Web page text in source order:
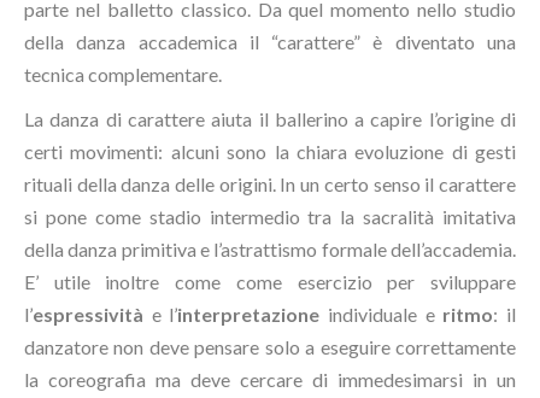
parte nel balletto classico. Da quel momento nello studio
della danza accademica il “carattere” è diventato una
tecnica complementare.
La danza di carattere aiuta il ballerino a capire l’origine di
certi movimenti: alcuni sono la chiara evoluzione di gesti
rituali della danza delle origini. In un certo senso il carattere
si pone come stadio intermedio tra la sacralità imitativa
della danza primitiva e l’astrattismo formale dell’accademia.
E’ utile inoltre come come esercizio per sviluppare
l’espressività e l’interpretazione individuale e ritmo: il
danzatore non deve pensare solo a eseguire correttamente
la coreografia ma deve cercare di immedesimarsi in un